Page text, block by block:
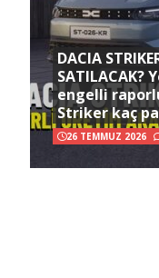
DACIA
engelli
Striker kaç
26 TEMMUZ 2026